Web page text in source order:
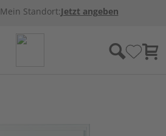
Mein Standort:Jetzt angeben